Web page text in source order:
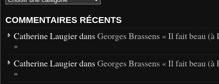
COMMENTAIRES RÉCENTS
Catherine Laugier dans Georges Brassens « Il fait beau (à
»
Catherine Laugier dans Georges Brassens « Il fait beau (à
»